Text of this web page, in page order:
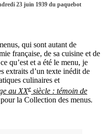
23 juin 1939 du paquebot
qui sont autant de
française, de sa cuisine et de
qu’est et a été le menu, je
extraits d’un texte inédit de
culinaires et
au XXe siècle : témoin de
la Collection des menus.